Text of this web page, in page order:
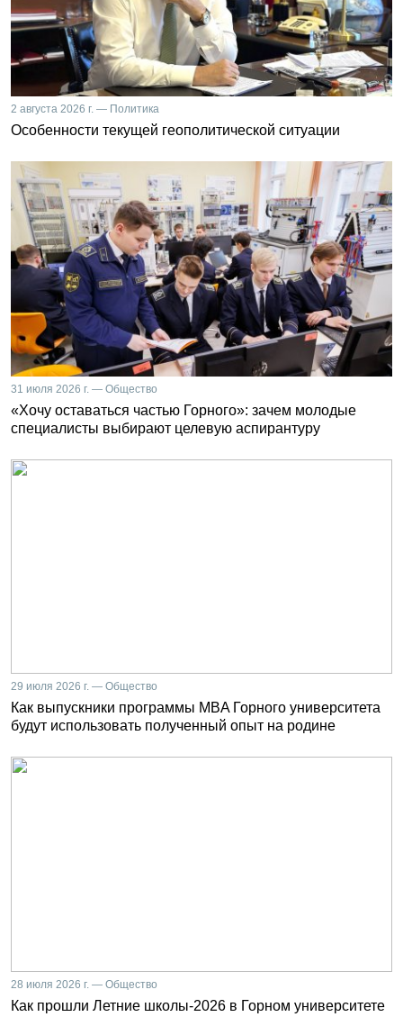
2 августа 2026 г. — Политика
Особенности текущей геополитической ситуации
31 июля 2026 г. — Общество
«Хочу оставаться частью Горного»: зачем молодые
специалисты выбирают целевую аспирантуру
29 июля 2026 г. — Общество
Как выпускники программы MBA Горного университета
будут использовать полученный опыт на родине
28 июля 2026 г. — Общество
Как прошли Летние школы-2026 в Горном университете